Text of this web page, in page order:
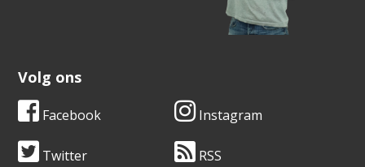
Volg ons
Facebook Instagram
Twitter RSS